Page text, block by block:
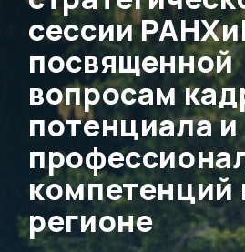
сессии
посвященной
вопросам
потенциала и
компетенций
регионе